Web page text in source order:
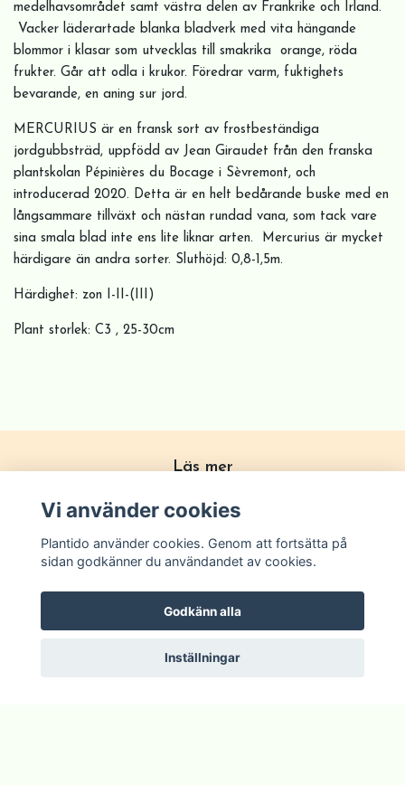
medelhavsområdet samt västra delen av Frankrike och Irland.
Vacker läderartade blanka bladverk med vita hängande
blommor i klasar som utvecklas till smakrika orange, röda
frukter. Går att odla i krukor. Föredrar varm, fuktighets
bevarande, en aning sur jord.
MERCURIUS är en fransk sort av frostbeständiga
jordgubbsträd, uppfödd av Jean Giraudet från den franska
plantskolan Pépinières du Bocage i Sèvremont, och
introducerad 2020. Detta är en helt bedårande buske med en
långsammare tillväxt och nästan rundad vana, som tack vare
sina smala blad inte ens lite liknar arten. Mercurius är mycket
härdigare än andra sorter. Sluthöjd: 0,8-1,5m.
Härdighet: zon I-II-(III)
Plant storlek: C3 , 25-30cm
Läs mer
Köpvillkor
Kontakta oss
Vi använder cookies
Plantido använder cookies. Genom att fortsätta på
sidan godkänner du användandet av cookies.
Godkänn alla
Inställningar